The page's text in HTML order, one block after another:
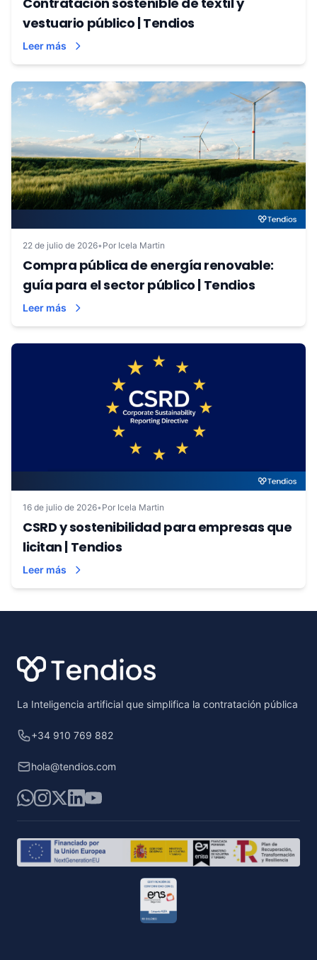
vestuario público | Tendios
Leer más
22 de julio de 2026• Por Icela Martin
Compra pública de energía renovable:
guía para el sector público | Tendios
Leer más
16 de julio de 2026• Por Icela Martin
CSRD y sostenibilidad para empresas que
licitan | Tendios
Leer más
La Inteligencia artificial que simplifica la contratación pública
+34 910 769 882
hola@tendios.com
WhatsApp
Instagram
X LinkedIn
YouTube